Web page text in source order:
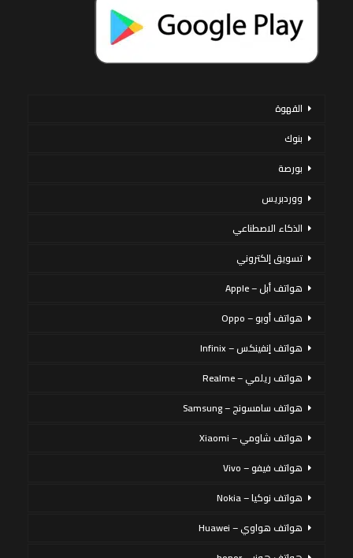
القهوة
بنوك
بورصة
ووردبريس
الذكاء الاصطناعي
تسويق إلكتروني
هواتف أبل – Apple
هواتف أوبو – Oppo
هواتف إنفينكس – Infinix
هواتف ريلمي – Realme
هواتف سامسونج – Samsung
هواتف شاومي – Xiaomi
هواتف فيفو – Vivo
هواتف نوكيا – Nokia
هواتف هواوي – Huawei